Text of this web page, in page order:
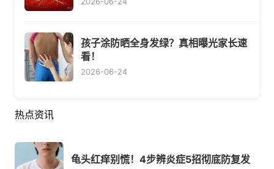
孩子涂防晒全身发绿？真相曝光家长速
看！
2026-06-24
热点资讯
龟头红痒别慌！4步辨炎症5招彻底防复发